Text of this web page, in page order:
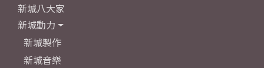
新城八大家
新城動力
新城製作
新城音樂